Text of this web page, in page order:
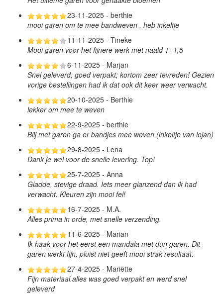
23-11-2025 - berthie
mooi garen om te mee bandweven . heb inkeltje
11-11-2025 - Tineke
Mooi garen voor het fijnere werk met naald 1- 1,5
6-11-2025 - Marjan
Snel geleverd; goed verpakt; kortom zeer tevreden! Gezien
vorige bestellingen had ik dat ook dit keer weer verwacht.
20-10-2025 - Berthie
lekker om mee te weven
22-9-2025 - berthie
Blij met garen ga er bandjes mee weven (inkeltje van lojan)
29-8-2025 - Lena
Dank je wel voor de snelle levering. Top!
25-7-2025 - Anna
Gladde, stevige draad. Iets meer glanzend dan ik had
verwacht. Kleuren zijn mooi fel!
16-7-2025 - M.A.
Alles prima in orde, met snelle verzending.
11-6-2025 - Marian
Ik haak voor het eerst een mandala met dun garen. Dit
garen werkt fijn, pluist niet geeft mooi strak resultaat.
27-4-2025 - Mariëtte
Fijn materiaal.alles was goed verpakt en werd snel
geleverd